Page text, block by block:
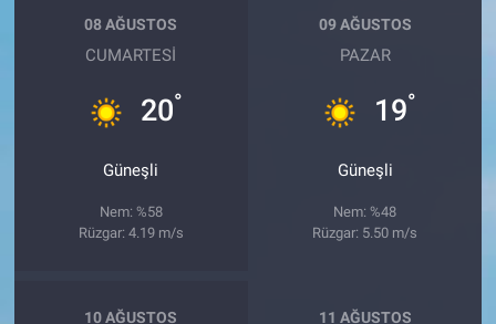
08 AĞUSTOS
CUMARTESI
20°
Güneşli
Nem: %58
Rüzgar: 4.19 m/s
09 AĞUSTOS
PAZAR
19°
Güneşli
Nem: %48
Rüzgar: 5.50 m/s
10 AĞUSTOS 11 AĞUSTOS